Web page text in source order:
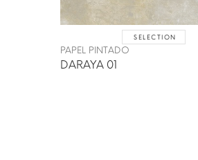
SELECTION
PAPEL PINTADO
DARAYA 01